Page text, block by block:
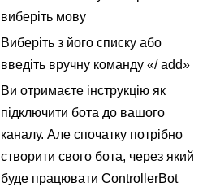
виберіть мову
Виберіть з його списку або
введіть вручну команду «/ add»
Ви отримаєте інструкцію як
підключити бота до вашого
каналу. Але спочатку потрібно
створити свого бота, через який
буде працювати ControllerBot